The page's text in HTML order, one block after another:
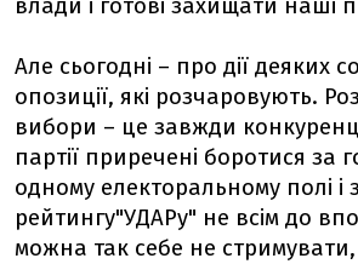
влади і готові захищати наші
Але сьогодні – про дії деяких
опозиції, які розчаровують.
вибори – це завжди
партії приречені боротися за
одному електоральному полі і
рейтингу"УДАРу" не всім до
можна так себе не